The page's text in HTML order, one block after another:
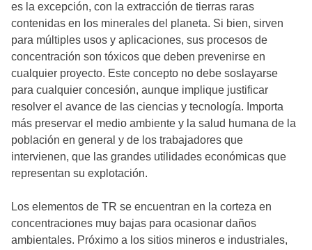
es la excepción, con la extracción de tierras raras
contenidas en los minerales del planeta. Si bien, sirven
para múltiples usos y aplicaciones, sus procesos de
concentración son tóxicos que deben prevenirse en
cualquier proyecto. Este concepto no debe soslayarse
para cualquier concesión, aunque implique justificar
resolver el avance de las ciencias y tecnología. Importa
más preservar el medio ambiente y la salud humana de la
población en general y de los trabajadores que
intervienen, que las grandes utilidades económicas que
representan su explotación.
Los elementos de TR se encuentran en la corteza en
concentraciones muy bajas para ocasionar daños
ambientales. Próximo a los sitios mineros e industriales,